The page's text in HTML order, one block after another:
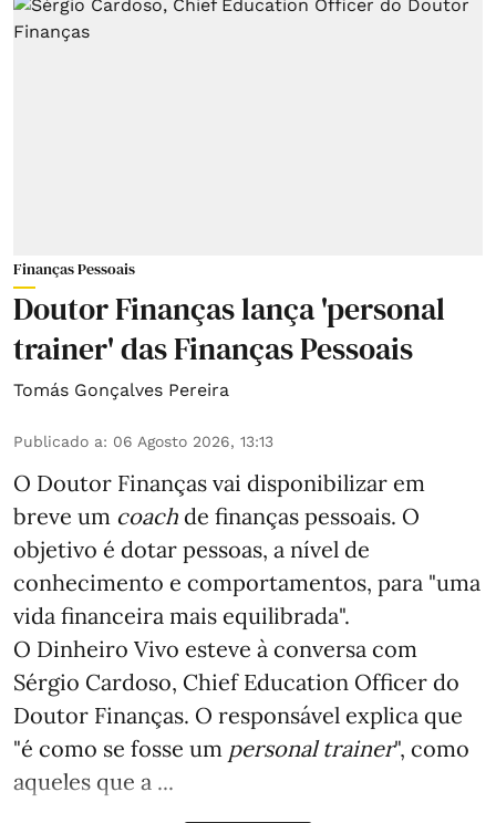
Finanças Pessoais
Doutor Finanças lança 'personal
trainer' das Finanças Pessoais
Tomás Gonçalves Pereira
Publicado a: 06 Agosto 2026, 13:13
O Doutor Finanças vai disponibilizar em
breve um coach de finanças pessoais. O
objetivo é dotar pessoas, a nível de
conhecimento e comportamentos, para "uma
vida financeira mais equilibrada".
O Dinheiro Vivo esteve à conversa com
Sérgio Cardoso, Chief Education Officer do
Doutor Finanças. O responsável explica que
"é como se fosse um personal trainer", como
aqueles que a ...